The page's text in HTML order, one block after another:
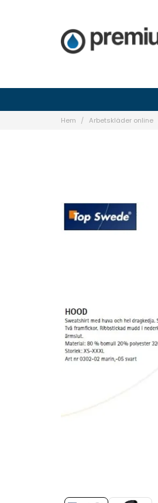
Hem Arbetskläder online